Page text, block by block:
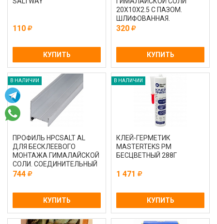
110
КУПИТЬ
20Х10Х2.5 С ПАЗОМ.
ШЛИФОВАННАЯ.
НЕТОРЦОВАННАЯ
320
КУПИТЬ
В НАЛИЧИИ
ПРОФИЛЬ HPCSALT AL
ДЛЯ БЕСКЛЕЕВОГО
МОНТАЖА ГИМАЛАЙСКОЙ
СОЛИ. СОЕДИНИТЕЛЬНЫЙ
3 МЕТРА
744
КУПИТЬ
В НАЛИЧИИ
КЛЕЙ-ГЕРМЕТИК
MASTERTEKS PM
БЕСЦВЕТНЫЙ 288Г
1 471
КУПИТЬ